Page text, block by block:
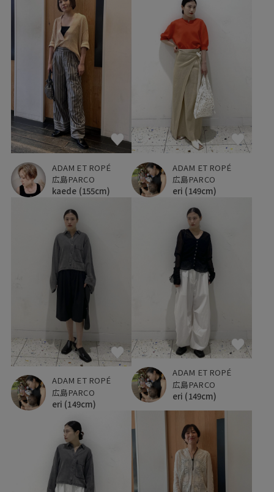
ADAM ET ROPÉ
広島PARCO
kaede (155cm)
ADAM ET ROPÉ
広島PARCO
eri (149cm)
ADAM ET ROPÉ
広島PARCO
eri (149cm)
ADAM ET ROPÉ
広島PARCO
eri (149cm)